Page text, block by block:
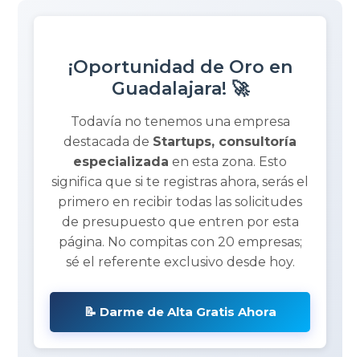
¡Oportunidad de Oro en
Guadalajara! 🚀
Todavía no tenemos una empresa
destacada de Startups, consultoría
especializada en esta zona. Esto
significa que si te registras ahora, serás el
primero en recibir todas las solicitudes
de presupuesto que entren por esta
página. No compitas con 20 empresas;
sé el referente exclusivo desde hoy.
📝 Darme de Alta Gratis Ahora